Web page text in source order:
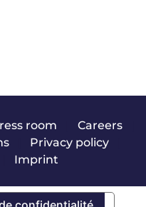
room Careers|
| Privacy policy|
Imprint